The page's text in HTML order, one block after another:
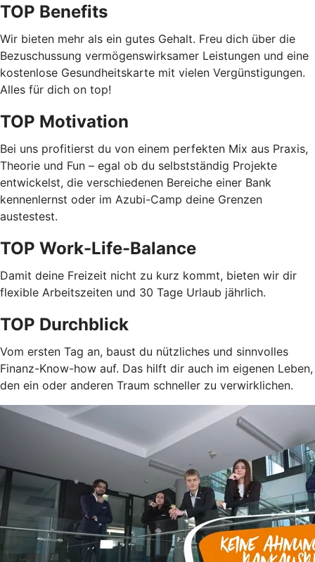
TOP Benefits
Wir bieten mehr als ein gutes Gehalt. Freu dich über die
Bezuschussung vermögenswirksamer Leistungen und eine
kostenlose Gesundheitskarte mit vielen Vergünstigungen.
Alles für dich on top!
TOP Motivation
Bei uns profitierst du von einem perfekten Mix aus Praxis,
Theorie und Fun – egal ob du selbstständig Projekte
entwickelst, die verschiedenen Bereiche einer Bank
kennenlernst oder im Azubi-Camp deine Grenzen
austestest.
TOP Work-Life-Balance
Damit deine Freizeit nicht zu kurz kommt, bieten wir dir
flexible Arbeitszeiten und 30 Tage Urlaub jährlich.
TOP Durchblick
Vom ersten Tag an, baust du nützliches und sinnvolles
Finanz-Know-how auf. Das hilft dir auch im eigenen Leben,
den ein oder anderen Traum schneller zu verwirklichen.